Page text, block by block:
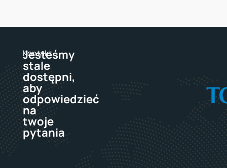
Kontakt
Jesteśmy
stale
dostępni,
aby
odpowiedzieć
na
twoje
pytania